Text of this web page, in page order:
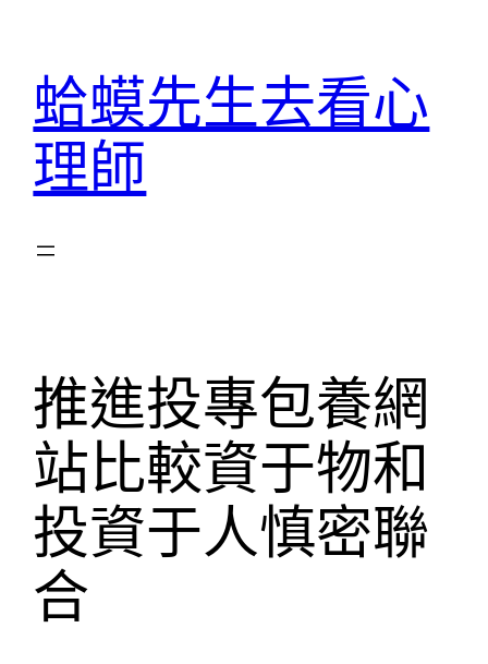
蛤蟆先生去看心
理師
推進投專包養網
站比較資于物和
投資于人慎密聯
合